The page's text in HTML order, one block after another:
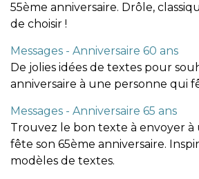
55ème anniversaire. Drôle,
de choisir !
Messages - Anniversaire 60 ans
De jolies idées de textes pour
anniversaire à une personne qui
Messages - Anniversaire 65 ans
Trouvez le bon texte à envoyer
fête son 65ème anniversaire.
modèles de textes.